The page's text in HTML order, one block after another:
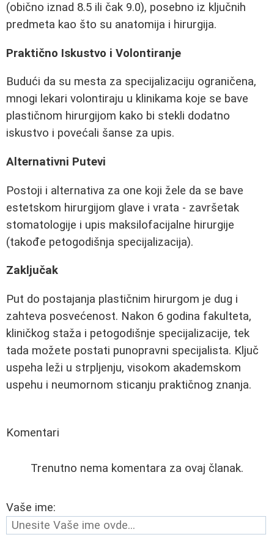
(obično iznad 8.5 ili čak 9.0), posebno iz ključnih
predmeta kao što su anatomija i hirurgija.
Praktično Iskustvo i Volontiranje
Budući da su mesta za specijalizaciju ograničena,
mnogi lekari volontiraju u klinikama koje se bave
plastičnom hirurgijom kako bi stekli dodatno
iskustvo i povećali šanse za upis.
Alternativni Putevi
Postoji i alternativa za one koji žele da se bave
estetskom hirurgijom glave i vrata - završetak
stomatologije i upis maksilofacijalne hirurgije
(takođe petogodišnja specijalizacija).
Zaključak
Put do postajanja plastičnim hirurgom je dug i
zahteva posvećenost. Nakon 6 godina fakulteta,
kliničkog staža i petogodišnje specijalizacije, tek
tada možete postati punopravni specijalista. Ključ
uspeha leži u strpljenju, visokom akademskom
uspehu i neumornom sticanju praktičnog znanja.
Komentari
Trenutno nema komentara za ovaj članak.
Vaše ime: